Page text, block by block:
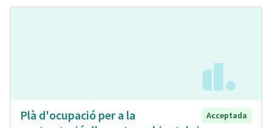
Plà d'ocupació per a la
Acceptada